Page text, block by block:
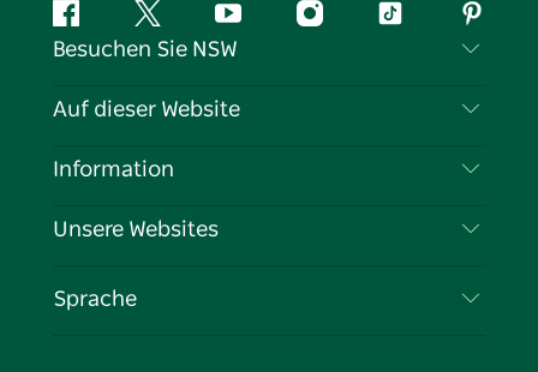
FacebookTwitter YouTubeInstagramTikTok
Besuchen Sie NSW
Kontaktieren Sie uns
Cookie-Hinweis
Auf dieser Website
Reiseziele
Veranstaltungen
Information
Reiseinformationen
Unternehmen in NSW
Unsere Websites
Sprache